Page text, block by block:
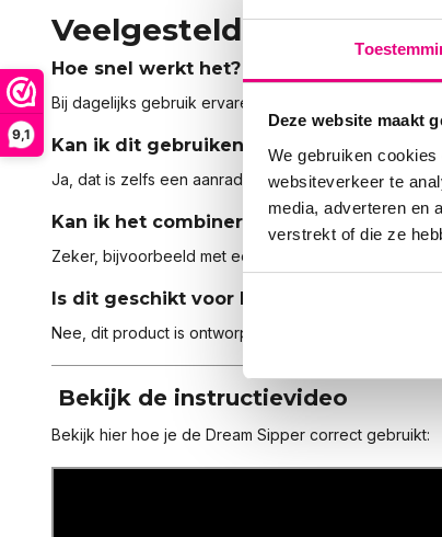
Deze website maakt
We gebruiken
websiteverkeer te
media, adverteren en
verstrekt of die ze
9,1
Veelgestelde vragen
Hoe snel werkt het?
Bij dagelijks gebruik ervaren veel gebruikers binnen
Kan ik dit gebruiken naast een
Ja, dat is zelfs een aanrader om het effect te
Kan ik het combineren met andere
Zeker, bijvoorbeeld met een kinband of neusspreider
Is dit geschikt voor kinderen?
Nee, dit product is ontworpen voor volwassenen.
Bekijk de instructievideo
Bekijk hier hoe je de Dream Sipper correct gebruikt: